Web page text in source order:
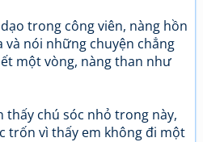
trong công viên, nàng hồn
và nói những chuyện chẳng
một vòng, nàng than như
thấy chú sóc nhỏ trong này,
trốn vì thấy em không đi một